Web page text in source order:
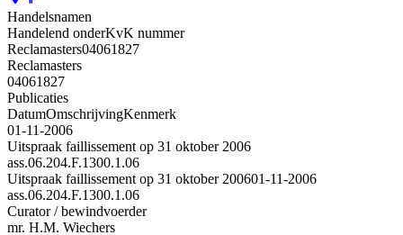
Handelsnamen
Handelend onderKvK nummer
Reclamasters04061827
Reclamasters
04061827
Publicaties
DatumOmschrijvingKenmerk
01-11-2006
Uitspraak faillissement op 31 oktober 2006
ass.06.204.F.1300.1.06
Uitspraak faillissement op 31 oktober 200601-11-2006
ass.06.204.F.1300.1.06
Curator / bewindvoerder
mr. H.M. Wiechers